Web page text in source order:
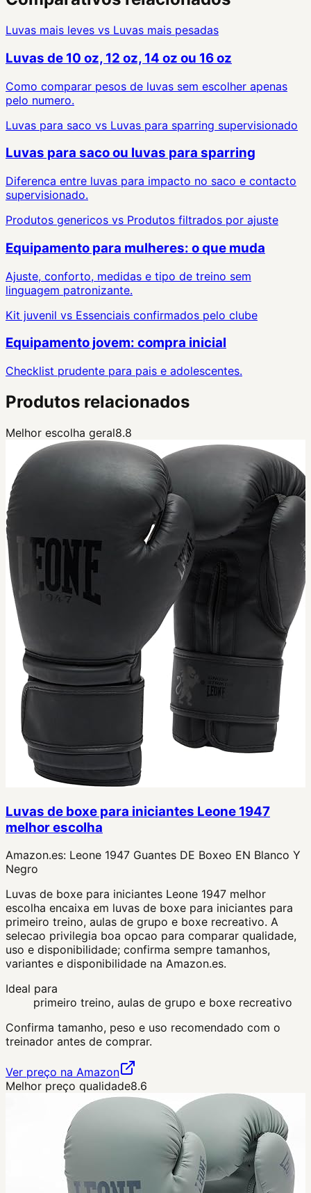
Luvas mais leves vs Luvas mais pesadas
Luvas de 10 oz, 12 oz, 14 oz ou 16 oz
Como comparar pesos de luvas sem escolher apenas
pelo numero.
Luvas para saco vs Luvas para sparring supervisionado
Luvas para saco ou luvas para sparring
Diferenca entre luvas para impacto no saco e contacto
supervisionado.
Produtos genericos vs Produtos filtrados por ajuste
Equipamento para mulheres: o que muda
Ajuste, conforto, medidas e tipo de treino sem
linguagem patronizante.
Kit juvenil vs Essenciais confirmados pelo clube
Equipamento jovem: compra inicial
Checklist prudente para pais e adolescentes.
Produtos relacionados
Melhor escolha geral8.8
Luvas de boxe para iniciantes Leone 1947
melhor escolha
Amazon.es: Leone 1947 Guantes DE Boxeo EN Blanco Y
Negro
Luvas de boxe para iniciantes Leone 1947 melhor
escolha encaixa em luvas de boxe para iniciantes para
primeiro treino, aulas de grupo e boxe recreativo. A
selecao privilegia boa opcao para comparar qualidade,
uso e disponibilidade; confirma sempre tamanhos,
variantes e disponibilidade na Amazon.es.
Ideal para
primeiro treino, aulas de grupo e boxe recreativo
Confirma tamanho, peso e uso recomendado com o
treinador antes de comprar.
Ver preço na Amazon
Melhor preço qualidade8.6